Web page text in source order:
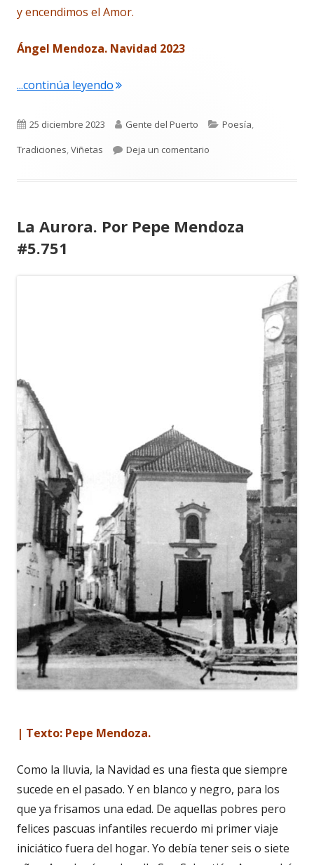
y encendimos el Amor.
Ángel Mendoza. Navidad 2023
...continúa leyendo"Feliz Navidad #5.752"
Publicado
el
25 diciembre 2023 Autor
Gente del Puerto Categorías
Poesía,
Tradiciones,Viñetas Deja un comentario
La Aurora. Por Pepe Mendoza
#5.751
| Texto: Pepe Mendoza.
Como la lluvia, la Navidad es una fiesta que siempre
sucede en el pasado. Y en blanco y negro, para los
que ya frisamos una edad. De aquellas pobres pero
felices pascuas infantiles recuerdo mi primer viaje
iniciático fuera del hogar. Yo debía tener seis o siete